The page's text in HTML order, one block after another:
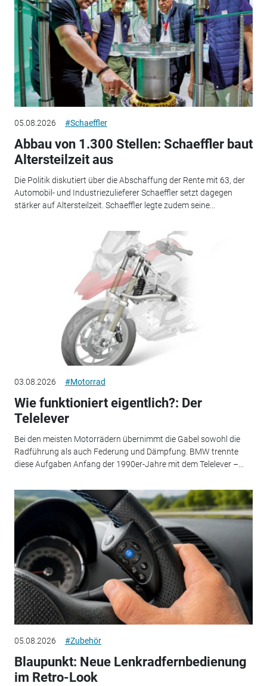
05.08.2026 #Schaeffler
Abbau von 1.300 Stellen: Schaeffler baut
Altersteilzeit aus
Die Politik diskutiert über die Abschaffung der Rente mit 63, der
Automobil- und Industriezulieferer Schaeffler setzt dagegen
stärker auf Altersteilzeit. Schaeffler legte zudem seine...
03.08.2026 #Motorrad
Wie funktioniert eigentlich?: Der
Telelever
Bei den meisten Motorrädern übernimmt die Gabel sowohl die
Radführung als auch Federung und Dämpfung. BMW trennte
diese Aufgaben Anfang der 1990er-Jahre mit dem Telelever –...
05.08.2026 #Zubehör
Blaupunkt: Neue Lenkradfernbedienung
im Retro-Look